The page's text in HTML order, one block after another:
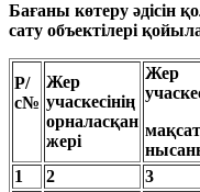
Бағаны көтеру әдісін
сату объектілері
Р/
с№
Жер
учаскесінің
орналасқан
жері
Жер
1 2 3